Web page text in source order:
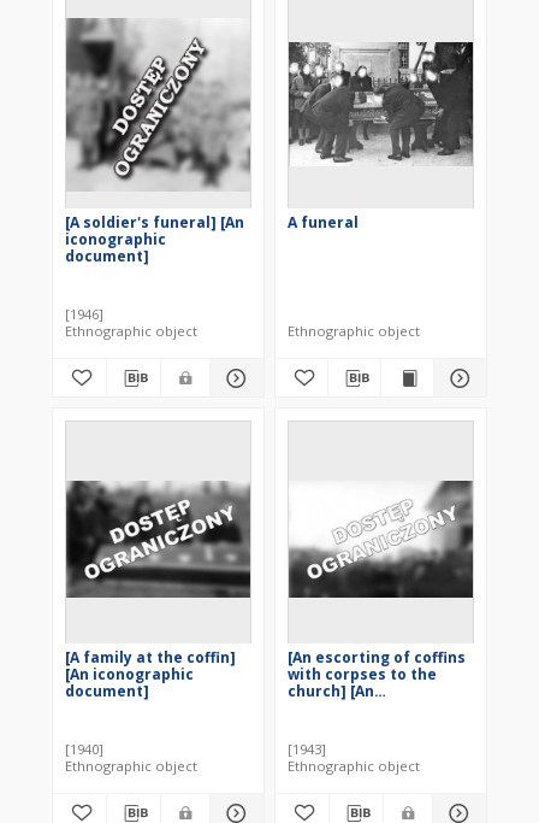
[A soldier's funeral] [An
iconographic
document]
[1946]
Ethnographic object
A funeral
Ethnographic object
[A family at the coffin]
[An iconographic
document]
[1940]
Ethnographic object
[An escorting of coffins
with corpses to the
church] [An
[1943]
Ethnographic object